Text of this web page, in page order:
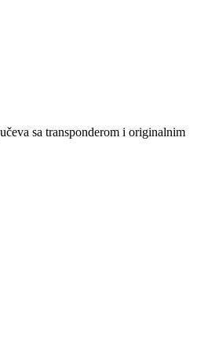
sa transponderom i originalnim